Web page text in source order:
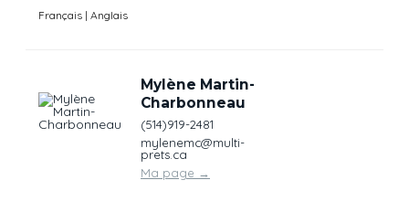
Français | Anglais
Mylène Martin-
Charbonneau
(514)919-2481
mylenemc@multi-
prets.ca
Ma page →